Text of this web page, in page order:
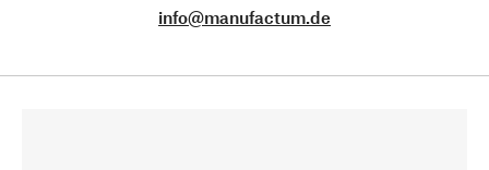
info@manufactum.de